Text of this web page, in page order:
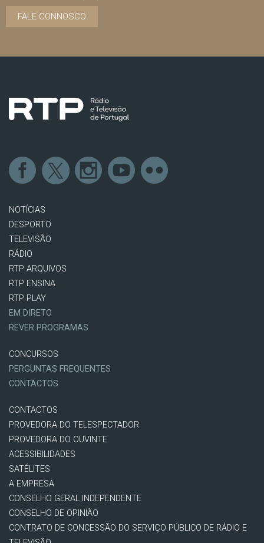
FALE CONNOSCO
NOTÍCIAS
DESPORTO
TELEVISÃO
RÁDIO
RTP ARQUIVOS
RTP ENSINA
RTP PLAY
EM DIRETO
REVER PROGRAMAS
CONCURSOS
PERGUNTAS FREQUENTES
CONTACTOS
CONTACTOS
PROVEDORA DO TELESPECTADOR
PROVEDORA DO OUVINTE
ACESSIBILIDADES
SATÉLITES
A EMPRESA
CONSELHO GERAL INDEPENDENTE
CONSELHO DE OPINIÃO
CONTRATO DE CONCESSÃO DO SERVIÇO PÚBLICO DE RÁDIO E